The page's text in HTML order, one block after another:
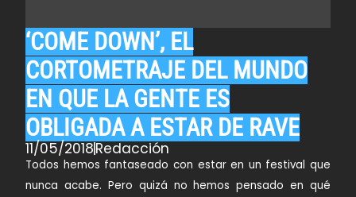
‘COME DOWN’, EL
CORTOMETRAJE DEL MUNDO
EN QUE LA GENTE ES
OBLIGADA A ESTAR DE RAVE
11/05/2018Redacción
Todos hemos fantaseado con estar en un festival que
nunca acabe. Pero quizá no hemos pensado en qué